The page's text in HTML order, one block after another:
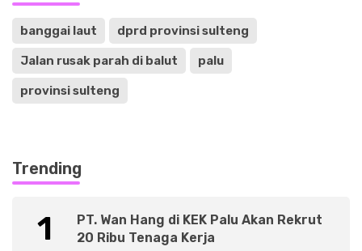
banggai laut dprd provinsi sulteng
Jalan rusak parah di balut palu
provinsi sulteng
Trending
1
PT. Wan Hang di KEK Palu Akan Rekrut
20 Ribu Tenaga Kerja